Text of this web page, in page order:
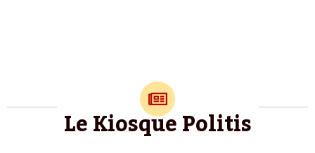
Le Kiosque Politis